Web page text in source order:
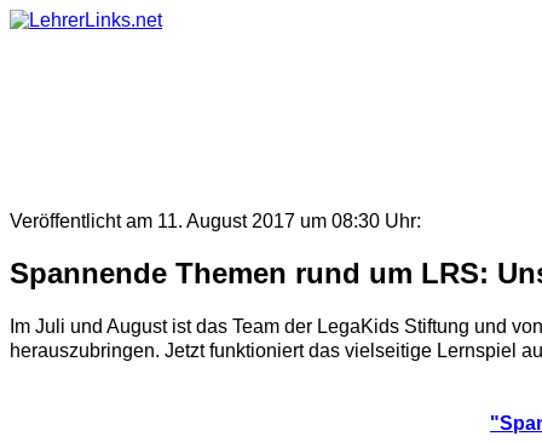
Skip
Veröffentlicht am 11. August 2017 um 08:30 Uhr:
Spannende Themen rund um LRS:
Im Juli und August ist das Team der LegaKids Stiftung und
herauszubringen. Jetzt funktioniert das vielseitige Lernspiel